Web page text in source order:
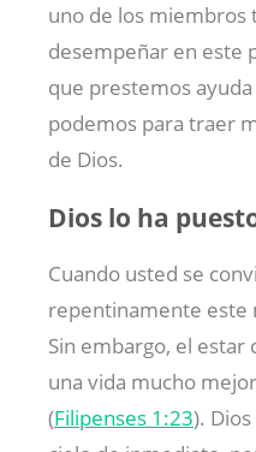
uno de los miembros
desempeñar en este
que prestemos
podemos para traer
de Dios.
Dios lo ha
Cuando usted se
repentinamente este
Sin embargo, el estar
una vida mucho
(Filipenses 1:23).